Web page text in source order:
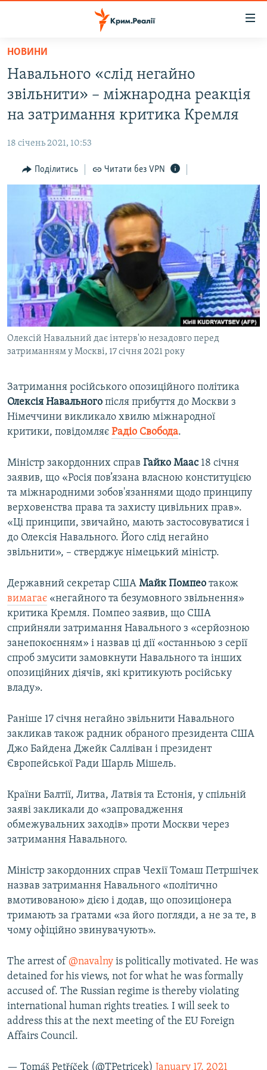
Перейти
основного
матеріалу
до
основної
Перейти
до
БЛОГИ
ПОГЛЯД
ІНТЕРВ'Ю
ВСЕ ЗА ДЕНЬ
СПЕЦПРОЕКТИ
ДЕПОРТАЦІЯ
ВІДЕОУРОКИ «ELIFBE»
СВІДЧЕННЯ ОКУПАЦІЇ
УКРАЇНСЬКА ПРОБЛЕМА КРИМУ
ІНФОГРАФІКА
ЯК ОБІЙТИ БЛОКУВАННЯ
Русский
Qırımtatar
ДОЛУЧАЙСЯ!
Усі сайти RFE/RL
НОВИНИ
Навального «слід негайно
звільнити» – міжнародна реакція
на затримання критика Кремля
18 січень 2021, 10:53
Поділитись Читати без VPN
Олексій Навальний дає інтерв'ю незадовго перед
затриманням у Москві, 17 січня 2021 року
Затримання російського опозиційного політика
Олексія Навального після прибуття до Москви з
Німеччини викликало хвилю міжнародної
критики, повідомляє Радіо Свобода.
Міністр закордонних справ Гайко Маас18 січня
заявив, що «Росія пов’язана власною конституцією
та міжнародними зобов'язаннями щодо принципу
верховенства права та захисту цивільних прав».
«Ці принципи, звичайно, мають застосовуватися і
до Олексія Навального. Його слід негайно
звільнити», – стверджує німецький міністр.
Державний секретар США Майк Помпео також
вимагає «негайного та безумовного звільнення»
критика Кремля. Помпео заявив, що США
сприйняли затримання Навального з «серйозною
занепокоєнням» і назвав ці дії «останньою з серії
спроб змусити замовкнути Навального та інших
опозиційних діячів, які критикують російську
владу».
Раніше 17 січня негайно звільнити Навального
закликав також радник обраного президента США
Джо Байдена Джейк Салліван і президент
Європейської Ради Шарль Мішель.
Країни Балтії, Литва, Латвія та Естонія, у спільній
заяві закликали до «запровадження
обмежувальних заходів» проти Москви через
затримання Навального.
Міністр закордонних справ Чехії Томаш Петршічек
назвав затримання Навального «політично
вмотивованою» дією і додав, що опозиціонера
тримають за ґратами «за його погляди, а не за те, в
чому офіційно звинувачують».
The arrest of @navalny is politically motivated. He was
detained for his views, not for what he was formally
accused of. The Russian regime is thereby violating
international human rights treaties. I will seek to
address this at the next meeting of the EU Foreign
Affairs Council.
— Tomáš Petříček (@TPetricek) January 17, 2021